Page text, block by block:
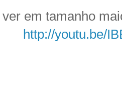
em tamanho
http://youtu.be/